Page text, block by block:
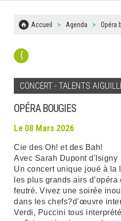
Accueil Agenda Opéra
⟨
CONCERT - TALENTS
OPÉRA BOUGIES
Le 08 Mars 2026
Cie des Oh! et des Bah!
Avec Sarah Dupont d'Isigny
Un concert unique joué à la
les plus grands airs
feutré. Vivez une soirée
dans les chefs?d’œuvre
Verdi, Puccini tous